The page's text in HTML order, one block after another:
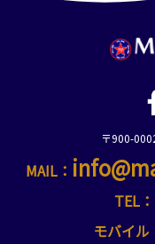
〒900-
MAIL：
TEL：
モバイル